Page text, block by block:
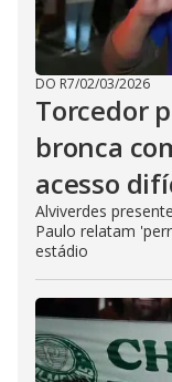
DO R7/02/03/2026
Torcedor
bronca
acesso
Alviverdes
Paulo relatam
estádio